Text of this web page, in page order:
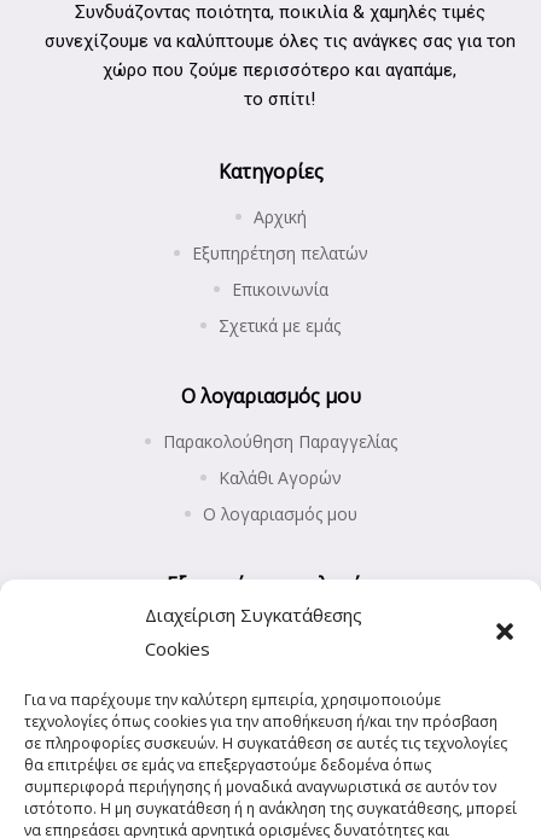
Διαχείριση Συγκατάθεσης
Cookies
Για να παρέχουμε την καλύτερη εμπειρία, χρησιμοποιούμε
τεχνολογίες όπως cookies για την αποθήκευση ή/και την πρόσβαση
σε πληροφορίες συσκευών. Η συγκατάθεση σε αυτές τις τεχνολογίες
θα επιτρέψει σε εμάς να επεξεργαστούμε δεδομένα όπως
συμπεριφορά περιήγησης ή μοναδικά αναγνωριστικά σε αυτόν τον
ιστότοπο. Η μη συγκατάθεση ή η ανάκληση της συγκατάθεσης, μπορεί
να επηρεάσει αρνητικά αρνητικά ορισμένες δυνατότητες και
Συνδυάζοντας ποιότητα, ποικιλία & χαμηλές τιμές
συνεχίζουμε να καλύπτουμε όλες τις ανάγκες σας για τοn
χώρο που ζούμε περισσότερο και αγαπάμε,
το σπίτι!
Κατηγορίες
Αρχική
Εξυπηρέτηση πελατών
Επικοινωνία
Σχετικά με εμάς
Ο λογαριασμός μου
Παρακολούθηση Παραγγελίας
Καλάθι Αγορών
Ο λογαριασμός μου
Εξυπηρέτηση πελατών
Επιστροφές προϊόντων
Πολιτική Απορρήτου
Πολιτική Cookies (ΕΕ)